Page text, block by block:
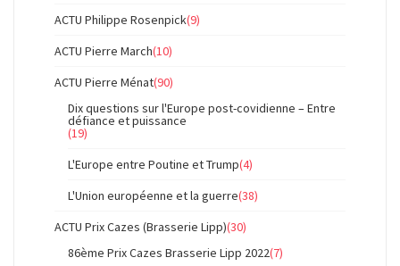
ACTU Philippe Rosenpick(9)
ACTU Pierre March(10)
ACTU Pierre Ménat(90)
Dix questions sur l'Europe post-covidienne – Entre
défiance et puissance
(19)
L'Europe entre Poutine et Trump(4)
L'Union européenne et la guerre(38)
ACTU Prix Cazes (Brasserie Lipp)(30)
86ème Prix Cazes Brasserie Lipp 2022(7)